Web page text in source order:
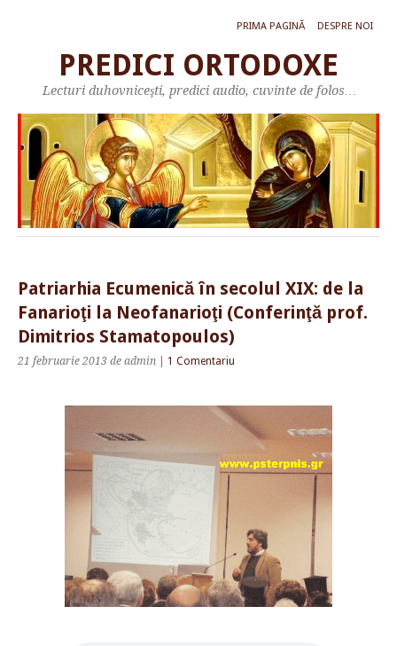
PRIMA PAGINĂ DESPRE NOI
PREDICI ORTODOXE
Lecturi duhovniceşti, predici audio, cuvinte de folos…
Patriarhia Ecumenică în secolul XIX: de la
Fanarioţi la Neofanarioţi (Conferinţă prof.
Dimitrios Stamatopoulos)
21 februarie 2013 de admin 1 Comentariu